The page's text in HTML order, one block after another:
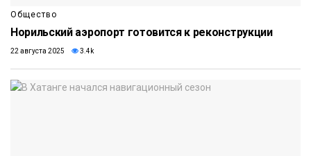
Общество
Норильский аэропорт готовится к реконструкции
22 августа 2025 3.4k